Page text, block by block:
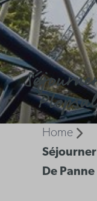
Home
De Panne